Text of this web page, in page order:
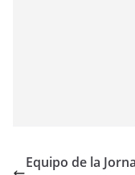
Equipo de la